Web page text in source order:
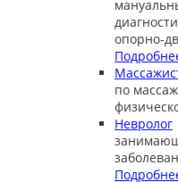
опорно-
по
Невролог